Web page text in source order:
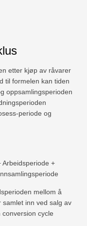
etter kjøp av råvarer
til formelen kan tiden
oppsamlingsperioden
periode og
Arbeidsperiode +
mellom å
inn ved salg av
cycle